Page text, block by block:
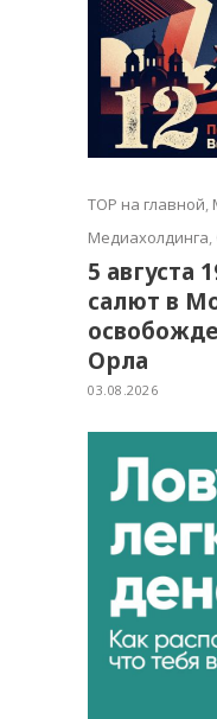
TOP на главной,
Медиахолдинга,
5 августа
салют в
Орла
03.08.2026